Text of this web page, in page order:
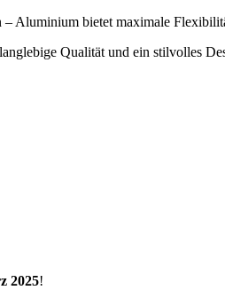
– Aluminium bietet maximale
Qualität und ein stilvolles
2025!